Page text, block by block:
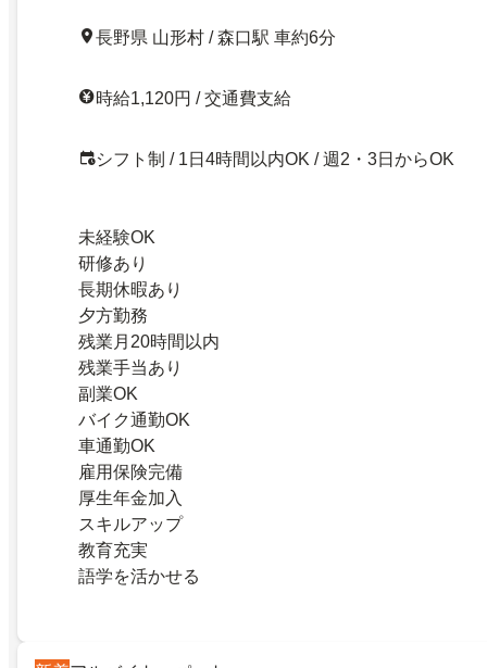
長野県 山形村 / 森口駅 車約6分
時給1,120円 / 交通費支給
シフト制 / 1日4時間以内OK / 週2・3日からOK
未経験OK
研修あり
長期休暇あり
夕方勤務
残業月20時間以内
残業手当あり
副業OK
バイク通勤OK
車通勤OK
雇用保険完備
厚生年金加入
スキルアップ
教育充実
語学を活かせる